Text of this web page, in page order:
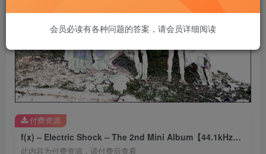
f(x) – Electric Shock – The 2nd Mini Album【44.1kHz／16bit】法国区
此内容为付费资源，请付费后查看
付费资源
会员必读有各种问题的答案，请会员详细阅读